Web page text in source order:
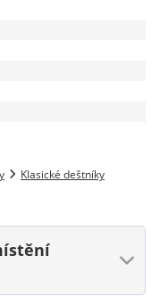
Klasické deštníky